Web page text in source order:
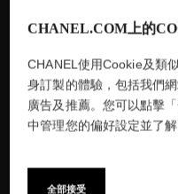
Robert Bresson拍攝的「
顯
CHANEL.COM上的
CHANEL使用Cookie及類
身訂製的體驗，包括我們
廣告及推薦。您可以點擊
中管理您的偏好設定並了解
全部接受